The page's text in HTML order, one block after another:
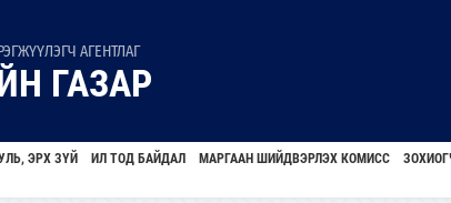
АГЕНТЛАГ
ГАЗАР
ЭРХ ЗҮЙ ИЛ ТОД БАЙДАЛ МАРГААН ШИЙДВЭРЛЭХ КОМИСС